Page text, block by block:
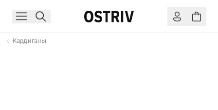
Кардиганы